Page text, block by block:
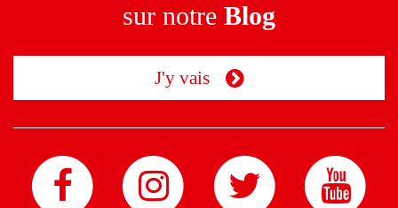
sur notre Blog
J'y vais